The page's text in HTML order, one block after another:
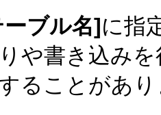
ブル名]に指
や書き込み
ることがあ